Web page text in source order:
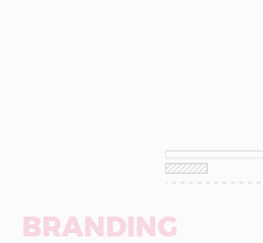
BRANDING